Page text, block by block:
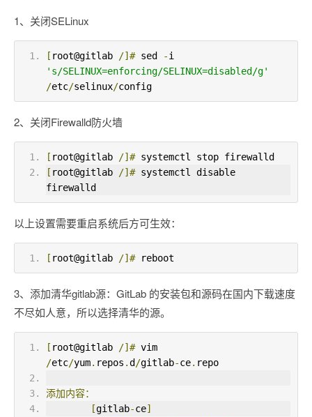
1、关闭SELinux
[ root@gitlab /]# sed -
's/SELINUX=enforcing/SELINUX=disabled/g'
/etc/selinux/config
2、关闭Firewalld防火墙
[ root@gitlab /]# systemctl stop firewalld
[ root@gitlab /]# systemctl disable
firewalld
以上设置需要重启系统后方可生效：
[ root@gitlab /]# reboot
3、添加清华gitlab源：GitLab 的安装包和源码在国内下载速度
不尽如人意，所以选择清华的源。
[ root@gitlab /]#
/etc/yum. repos .d/gitlab-ce. repo
添加内容：
[gitlab-ce]